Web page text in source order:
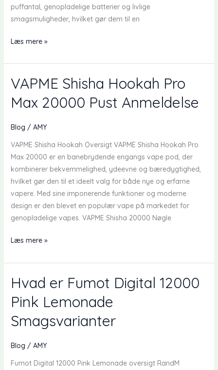
puffantal, genopladelige batterier og livlige
smagsmuligheder, hvilket gør dem til en
Top
Bedste
Engangs
Vapes
2024
Læs mere »
VAPME Shisha Hookah Pro
Max 20000 Pust Anmeldelse
Blog / AMY
VAPME Shisha Hookah Oversigt VAPME Shisha Hookah Pro
Max 20000 er en banebrydende engangs vape pod, der
kombinerer bekvemmelighed, ydeevne og bæredygtighed,
hvilket gør den til et ideelt valg for både nye og erfarne
vapere. Med sine imponerende funktioner og moderne
design er den blevet en populær vape på markedet for
genopladelige vapes. VAPME Shisha 20000 Nøgle
VAPME
Hookah
Pro
Max
20000
Anmeldelse
Læs mere »
Hvad er Fumot Digital 12000
Pink Lemonade
Smagsvarianter
Blog / AMY
Fumot Digital 12000 Pink Lemonade oversigt RandM